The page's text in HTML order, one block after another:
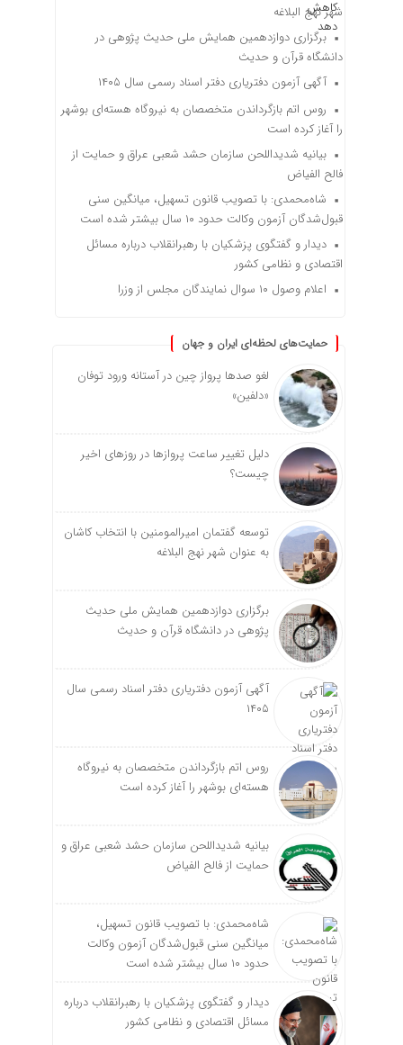
شهر نهج البلاغه
برگزاری دوازدهمین همایش ملی حدیث پژوهی در
دانشگاه قرآن و حدیث
آگهی آزمون دفتریاری دفتر اسناد رسمی سال ۱۴۰۵
روس اتم بازگرداندن متخصصان به نیروگاه هسته‌ای بوشهر
را آغاز کرده است
بیانیه شدیداللحن سازمان حشد شعبی عراق و حمایت از
فالح الفیاض
شاه‌محمدی: با تصویب قانون تسهیل، میانگین سنی
قبول‌شدگان آزمون وکالت حدود ۱۰ سال بیشتر شده است
دیدار و گفتگوی پزشکیان با رهبرانقلاب درباره مسائل
اقتصادی و نظامی کشور
اعلام وصول ۱۰ سوال نمایندگان مجلس از وزرا
حمایت‌های لحظه‌ای ایران و جهان
لغو صدها پرواز چین در آستانه ورود توفان
«دلفین»
دلیل تغییر ساعت پروازها در روزهای اخیر
چیست؟
توسعه گفتمان امیرالمومنین با انتخاب کاشان
به عنوان شهر نهج البلاغه
برگزاری دوازدهمین همایش ملی حدیث
پژوهی در دانشگاه قرآن و حدیث
آگهی آزمون دفتریاری دفتر اسناد رسمی سال
۱۴۰۵
روس اتم بازگرداندن متخصصان به نیروگاه
هسته‌ای بوشهر را آغاز کرده است
بیانیه شدیداللحن سازمان حشد شعبی عراق و
حمایت از فالح الفیاض
شاه‌محمدی: با تصویب قانون تسهیل،
میانگین سنی قبول‌شدگان آزمون وکالت
حدود ۱۰ سال بیشتر شده است
دیدار و گفتگوی پزشکیان با رهبرانقلاب درباره
مسائل اقتصادی و نظامی کشور